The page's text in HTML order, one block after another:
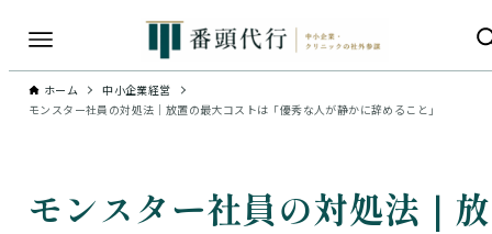
ホーム
中小企業経営
モンスター社員の対処法｜放置の最大コストは「優秀な人が静かに辞めること」
モンスター社員の対処法｜放